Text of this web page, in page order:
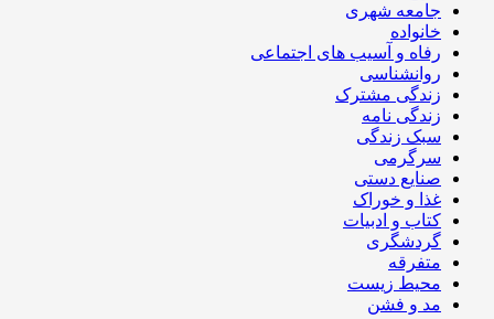
جامعه شهری
خانواده
رفاه و آسیب های اجتماعی
روانشناسی
زندگی مشترک
زندگی نامه
سبک زندگی
سرگرمی
صنایع دستی
غذا و خوراک
کتاب و ادبیات
گردشگری
متفرقه
محیط زیست
مد و فشن